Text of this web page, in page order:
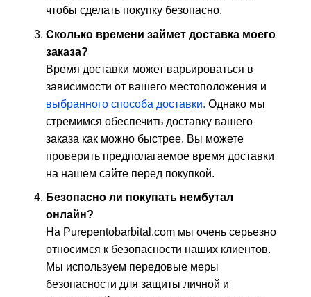
чтобы сделать покупку безопасно.
Сколько времени займет доставка моего
заказа?
Время доставки может варьироваться в
зависимости от вашего местоположения и
выбранного способа доставки. Однако мы
стремимся обеспечить доставку вашего
заказа как можно быстрее. Вы можете
проверить предполагаемое время доставки
на нашем сайте перед покупкой.
Безопасно ли покупать нембутал
онлайн?
На Purepentobarbital.com мы очень серьезно
относимся к безопасности наших клиентов.
Мы используем передовые меры
безопасности для защиты личной и